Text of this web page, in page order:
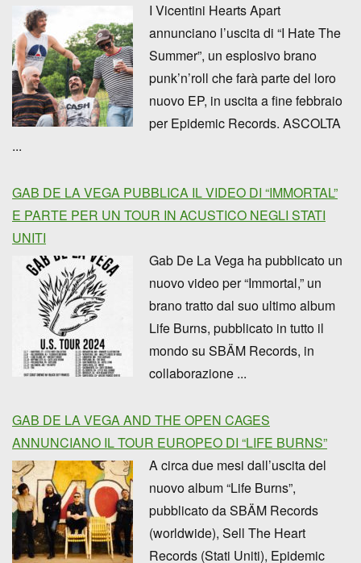
I Vicentini Hearts Apart
annunciano l’uscita di “I Hate The
Summer”, un esplosivo brano
punk’n’roll che farà parte del loro
nuovo EP, in uscita a fine febbraio
per Epidemic Records. ASCOLTA
...
GAB DE LA VEGA PUBBLICA IL VIDEO DI “IMMORTAL”
E PARTE PER UN TOUR IN ACUSTICO NEGLI STATI
UNITI
Gab De La Vega ha pubblicato un
nuovo video per “Immortal,” un
brano tratto dal suo ultimo album
Life Burns, pubblicato in tutto il
mondo su SBÄM Records, in
collaborazione ...
GAB DE LA VEGA AND THE OPEN CAGES
ANNUNCIANO IL TOUR EUROPEO DI “LIFE BURNS”
A circa due mesi dall’uscita del
nuovo album “Life Burns”,
pubblicato da SBÄM Records
(worldwide), Sell The Heart
Records (Stati Uniti), Epidemic